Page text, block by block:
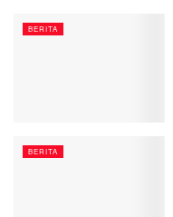
BERITA
BERITA